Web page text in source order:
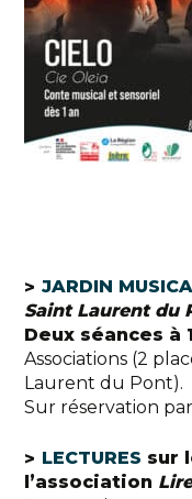
JARDIN
Saint Laurent du
Deux séances à
Associations (2
Laurent du Pont).
Sur réservation
LECTURES sur
l’association